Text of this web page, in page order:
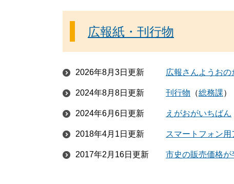
広報紙・刊行物
2026年8月3日更新 広報さんようお
2024年8月8日更新 刊行物 総務課
2024年6月6日更新 えがおがいちばん
2018年4月1日更新 スマートフォン
2017年2月16日更新 市史の販売価格が